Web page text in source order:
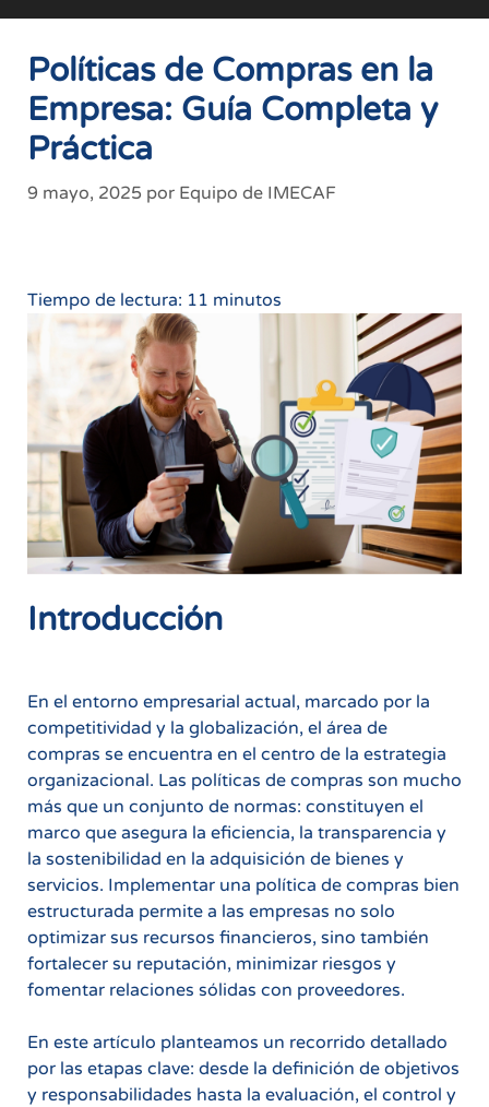
contenido
Políticas de Compras en la
Empresa: Guía Completa y
Práctica
9 mayo, 2025 por Equipo de IMECAF
Tiempo de lectura: 11 minutos
Introducción
En el entorno empresarial actual, marcado por la
competitividad y la globalización, el área de
compras se encuentra en el centro de la estrategia
organizacional. Las políticas de compras son mucho
más que un conjunto de normas: constituyen el
marco que asegura la eficiencia, la transparencia y
la sostenibilidad en la adquisición de bienes y
servicios. Implementar una política de compras bien
estructurada permite a las empresas no solo
optimizar sus recursos financieros, sino también
fortalecer su reputación, minimizar riesgos y
fomentar relaciones sólidas con proveedores.
En este artículo planteamos un recorrido detallado
por las etapas clave: desde la definición de objetivos
y responsabilidades hasta la evaluación, el control y